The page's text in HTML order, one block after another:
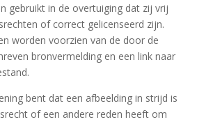
gebruikt in de overtuiging dat zij vrij
of correct gelicenseerd zijn.
worden voorzien van de door de
bronvermelding en een link naar
bent dat een afbeelding in strijd is
of een andere reden heeft om